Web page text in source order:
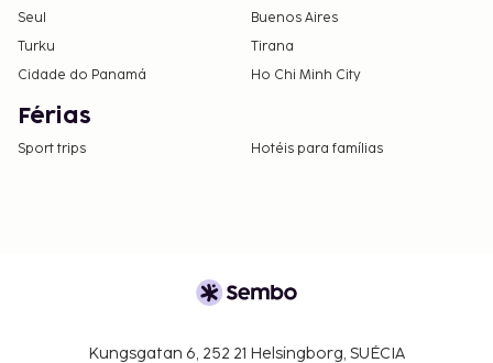
Seul
Buenos Aires
Turku
Tirana
Cidade do Panamá
Ho Chi Minh City
Férias
Sport trips Hotéis para famílias
Kungsgatan 6, 252 21 Helsingborg, SUÉCIA